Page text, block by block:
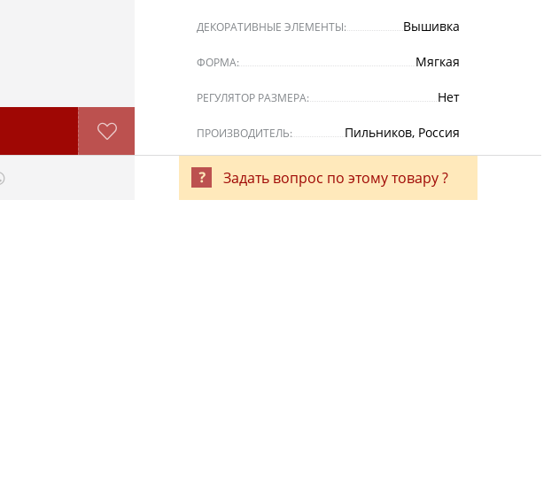
ДЕКОРАТИВНЫЕ ЭЛЕМЕНТЫ: Вышивка
ФОРМА: Мягкая
РЕГУЛЯТОР РАЗМЕРА: Нет
ПРОИЗВОДИТЕЛЬ: Пильников, Россия
Задать вопрос по этому товару ?